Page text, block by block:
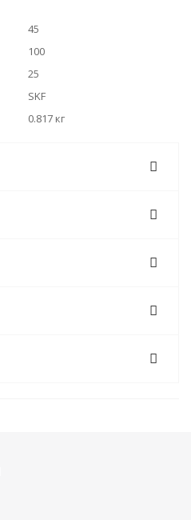
45
100
25
SKF
0.817 кг